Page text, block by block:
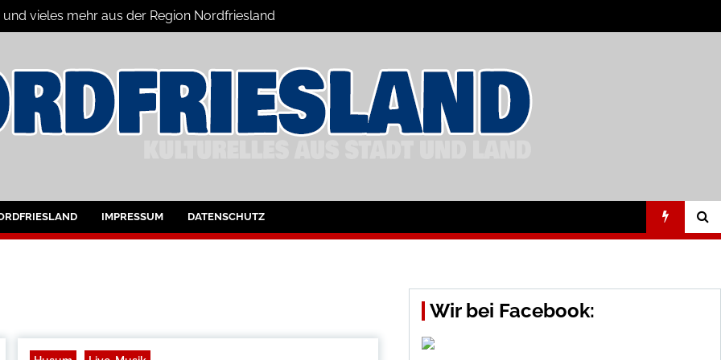
vieles mehr aus der Region Nordfriesland
für Nordfriesland und Husum
IMPRESSUM DATENSCHUTZ
Wir bei Facebook: